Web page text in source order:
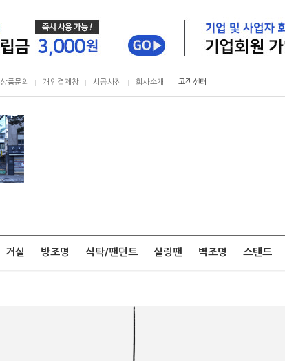
상품문의 개인결제창 시공사진 회사소개 고객센터
거실 방조명 식탁/팬던트 실링팬 벽조명 스탠드